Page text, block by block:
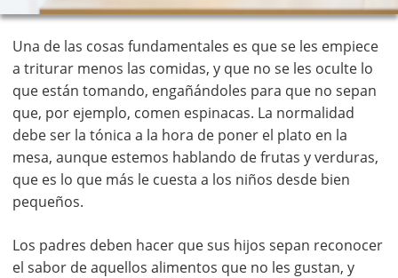
Una de las cosas fundamentales es que se les empiece
a triturar menos las comidas, y que no se les oculte lo
que están tomando, engañándoles para que no sepan
que, por ejemplo, comen espinacas. La normalidad
debe ser la tónica a la hora de poner el plato en la
mesa, aunque estemos hablando de frutas y verduras,
que es lo que más le cuesta a los niños desde bien
pequeños.
Los padres deben hacer que sus hijos sepan reconocer
el sabor de aquellos alimentos que no les gustan, y